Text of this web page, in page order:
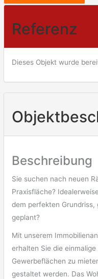
Referenz
Dieses Objekt wurde
Beschreibung
Sie suchen nach neuen
Praxisfläche?
dem perfekten
geplant?
Mit unserem
erhalten Sie die
Gewerbeflächen zu
gestaltet werden. Das